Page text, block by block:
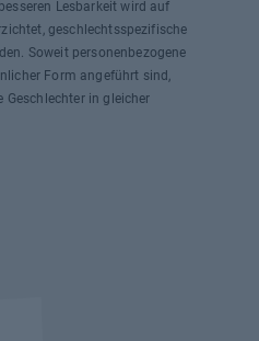
Lesbarkeit wird auf
geschlechtsspezifische
Soweit personenbezogene
Form angeführt sind,
Geschlechter in gleicher